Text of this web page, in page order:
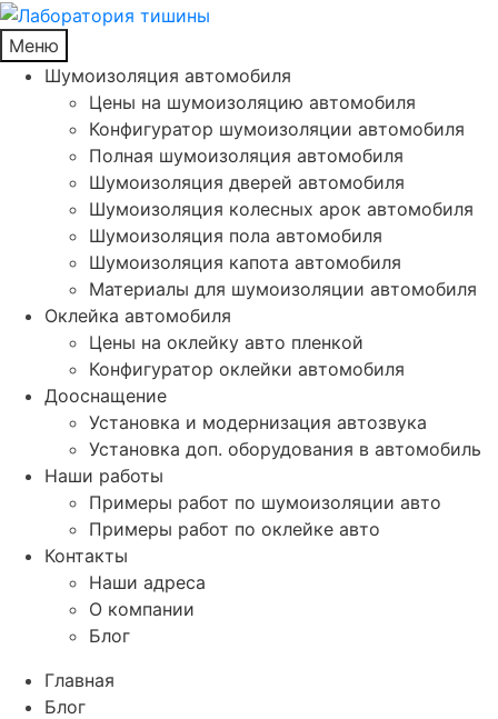
Меню
Шумоизоляция автомобиля
Цены на шумоизоляцию автомобиля
Конфигуратор шумоизоляции автомобиля
Полная шумоизоляция автомобиля
Шумоизоляция дверей автомобиля
Шумоизоляция колесных арок автомобиля
Шумоизоляция пола автомобиля
Шумоизоляция капота автомобиля
Материалы для шумоизоляции автомобиля
Оклейка автомобиля
Цены на оклейку авто пленкой
Конфигуратор оклейки автомобиля
Дооснащение
Установка и модернизация автозвука
Установка доп. оборудования в автомобиль
Наши работы
Примеры работ по шумоизоляции авто
Примеры работ по оклейке авто
Контакты
Наши адреса
О компании
Блог
Главная
Блог